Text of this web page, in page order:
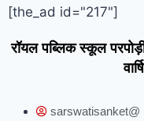
[the_ad id="217"]
रॉयल पब्लिक स्कूल
sarswatisanket@